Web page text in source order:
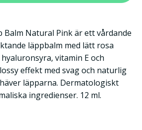
Balm Natural Pink är ett vårdande
läppbalm med lätt rosa
vitamin E och
effekt med svag och naturlig
läpparna. Dermatologiskt
ingredienser. 12 ml.